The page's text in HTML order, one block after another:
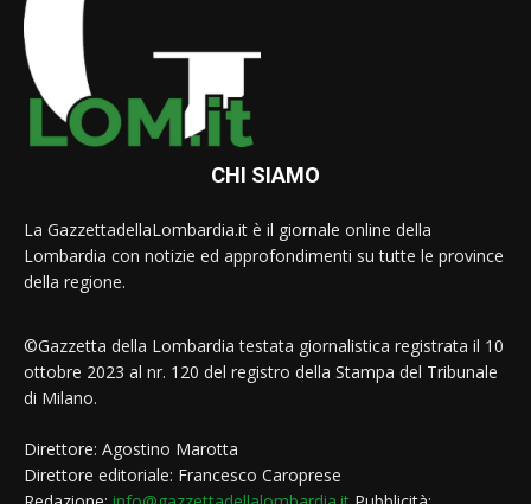
CHI SIAMO
La GazzettadellaLombardia.it è il giornale online della
Lombardia con notizie ed approfondimenti su tutte le province
della regione.
©Gazzetta della Lombardia testata giornalistica registrata il 10
ottobre 2023 al nr. 120 del registro della Stampa del Tribunale
di Milano.
Direttore: Agostino Marotta
Direttore editoriale: Francesco Caroprese